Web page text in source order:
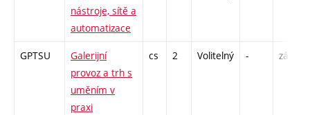
nástroje, sítě a
automatizace
GPTSU
Galerijní
provoz a trh s
uměním v
praxi
cs 2 Volitelný - zá